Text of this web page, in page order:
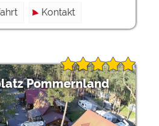
Kontakt
Pommernland